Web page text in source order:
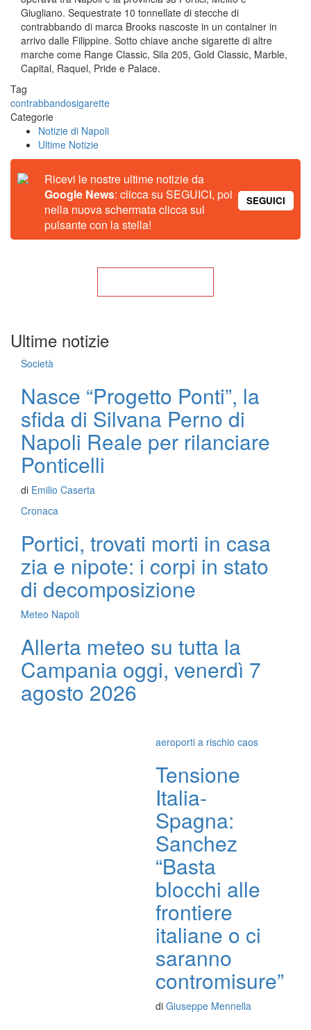
Giugliano. Sequestrate 10 tonnellate di stecche di
contrabbando di marca Brooks nascoste in un container in
arrivo dalle Filippine. Sotto chiave anche sigarette di altre
marche come Range Classic, Sila 205, Gold Classic, Marble,
Capital, Raquel, Pride e Palace.
Tag
contrabbandosigarette
Categorie
Notizie di Napoli
Ultime Notizie
Ricevi le nostre ultime notizie da
Google News: clicca su SEGUICI, poi
nella nuova schermata clicca sul
pulsante con la stella!
SEGUICI
Ultime notizie
Società
Nasce “Progetto Ponti”, la
sfida di Silvana Perno di
Napoli Reale per rilanciare
Ponticelli
di Emilio Caserta
Cronaca
Portici, trovati morti in casa
zia e nipote: i corpi in stato
di decomposizione
Meteo Napoli
Allerta meteo su tutta la
Campania oggi, venerdì 7
agosto 2026
aeroporti a rischio caos
Tensione
Italia-
Spagna:
Sanchez
“Basta
blocchi alle
frontiere
italiane o ci
saranno
contromisure”
di Giuseppe Mennella